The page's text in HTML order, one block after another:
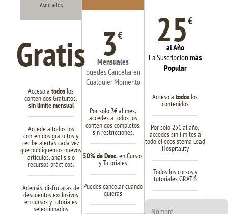
Asociados
Gratis
Acceso atodoslos
contenidos Gratuitos,
sin límite mensual
Accede a todos los
contenidos gratuitos y
recibe alertas cada vez
que publiquemos nuevos
artículos, análisis o
recursos prácticos.
Además, disfrutarás de
descuentos exclusivos
en cursos y tutoriales
seleccionados
3€
Mensuales
puedes Cancelar en
Cualquier Momento
Por solo 3€ al mes,
accedes a todos los
contenidos completos,
sin restricciones.
50% de Desc.en Cursos
y Tutoriales
Puedes cancelar cuando
quieras
25€
al Año
La Suscripciónmás
Popular
Acceso atodoslos
contenidos
Por solo 25€ al año,
accedes sin límites a
todo el ecosistema Lead
Hospitality
Todos los cursos y
tutoriales GRATIS